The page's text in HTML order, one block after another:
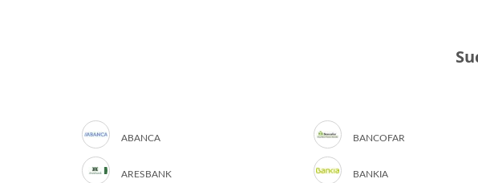
ABANCA
ARESBANK
BANCOFAR
BANKIA